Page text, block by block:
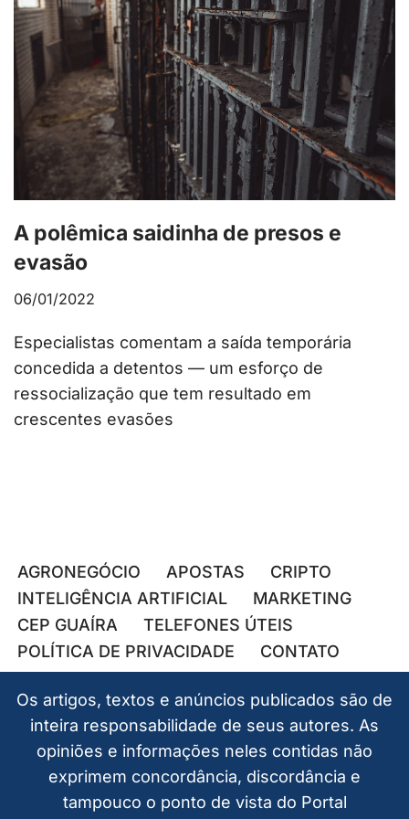
A polêmica saidinha de presos e
evasão
06/01/2022
Especialistas comentam a saída temporária
concedida a detentos — um esforço de
ressocialização que tem resultado em
crescentes evasões
AGRONEGÓCIO APOSTAS
CRIPTO
INTELIGÊNCIA ARTIFICIAL
MARKETING
CEP GUAÍRA
TELEFONES ÚTEIS
POLÍTICA DE PRIVACIDADE
CONTATO
Os artigos, textos e anúncios publicados são de
inteira responsabilidade de seus autores. As
opiniões e informações neles contidas não
exprimem concordância, discordância e
tampouco o ponto de vista do Portal